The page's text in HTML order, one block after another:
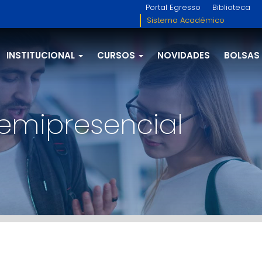
Portal Egresso
Biblioteca
Sistema Acadêmico
INSTITUCIONAL CURSOS NOVIDADES BOLSAS